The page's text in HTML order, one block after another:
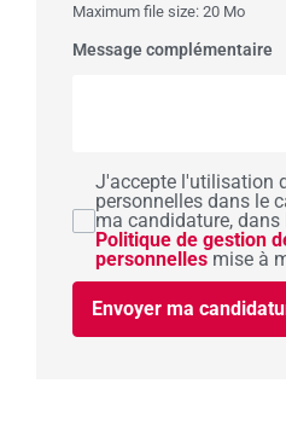
Maximum file size: 20 Mo
Message complémentaire
J'accepte l'utilisation
personnelles dans le
ma candidature, dans
Politique de gestion
personnelles mise à
Envoyer ma